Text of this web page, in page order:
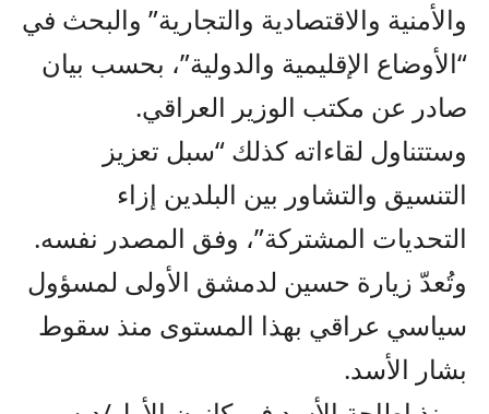
والأمنية والاقتصادية والتجارية” والبحث في
“الأوضاع الإقليمية والدولية”، بحسب بيان
صادر عن مكتب الوزير العراقي.
وستتناول لقاءاته كذلك “سبل تعزيز
التنسيق والتشاور بين البلدين إزاء
التحديات المشتركة”، وفق المصدر نفسه.
وتُعدّ زيارة حسين لدمشق الأولى لمسؤول
سياسي عراقي بهذا المستوى منذ سقوط
بشار الأسد.